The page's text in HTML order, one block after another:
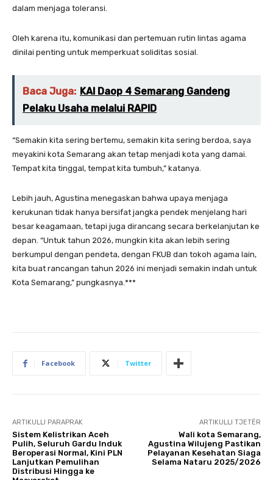
dalam menjaga toleransi.
Oleh karena itu, komunikasi dan pertemuan rutin lintas agama
dinilai penting untuk memperkuat soliditas sosial.
Baca Juga: KAI Daop 4 Semarang Gandeng
Pelaku Usaha melalui RAPID
“Semakin kita sering bertemu, semakin kita sering berdoa, saya
meyakini kota Semarang akan tetap menjadi kota yang damai.
Tempat kita tinggal, tempat kita tumbuh,” katanya.
Lebih jauh, Agustina menegaskan bahwa upaya menjaga
kerukunan tidak hanya bersifat jangka pendek menjelang hari
besar keagamaan, tetapi juga dirancang secara berkelanjutan ke
depan. “Untuk tahun 2026, mungkin kita akan lebih sering
berkumpul dengan pendeta, dengan FKUB dan tokoh agama lain,
kita buat rancangan tahun 2026 ini menjadi semakin indah untuk
Kota Semarang,” pungkasnya.***
Facebook Twitter
ARTIKULLI PARAPRAK
Sistem Kelistrikan Aceh
Pulih, Seluruh Gardu Induk
Beroperasi Normal, Kini PLN
Lanjutkan Pemulihan
Distribusi Hingga ke
ARTIKULLI TJETËR
Wali kota Semarang,
Agustina Wilujeng Pastikan
Pelayanan Kesehatan Siaga
Selama Nataru 2025/2026